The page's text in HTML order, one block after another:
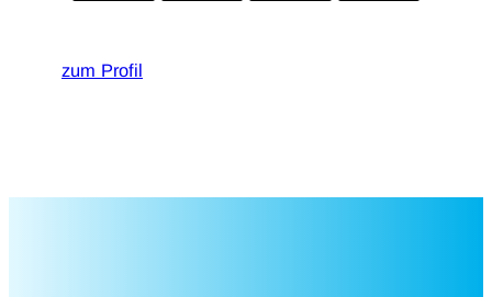
zum Profil